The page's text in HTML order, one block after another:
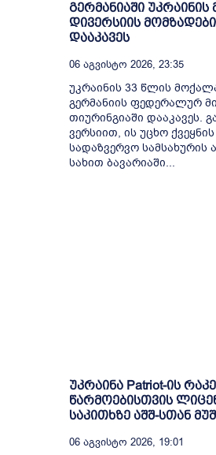
გერმანიაში
დივერსიის
დააკავეს
06 Აგვისტო 2026, 23:35
უკრაინის 33 წლის
გერმანიის ფედერალურ
თიურინგიაში დააკავეს.
ვერსიით, ის უცხო ქვეყნის
სადაზვერვო სამსახურის
სახით ბავარიაში...
უკრაინა Patriot-ის
წარმოებისთვის
საკითხზე აშშ-სთან
06 Აგვისტო 2026, 19:01